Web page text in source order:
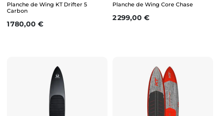
Planche de Wing KT Drifter 5
Carbon
Prix
1 780,00 €
Planche de Wing Core Chase
Prix
2 299,00 €